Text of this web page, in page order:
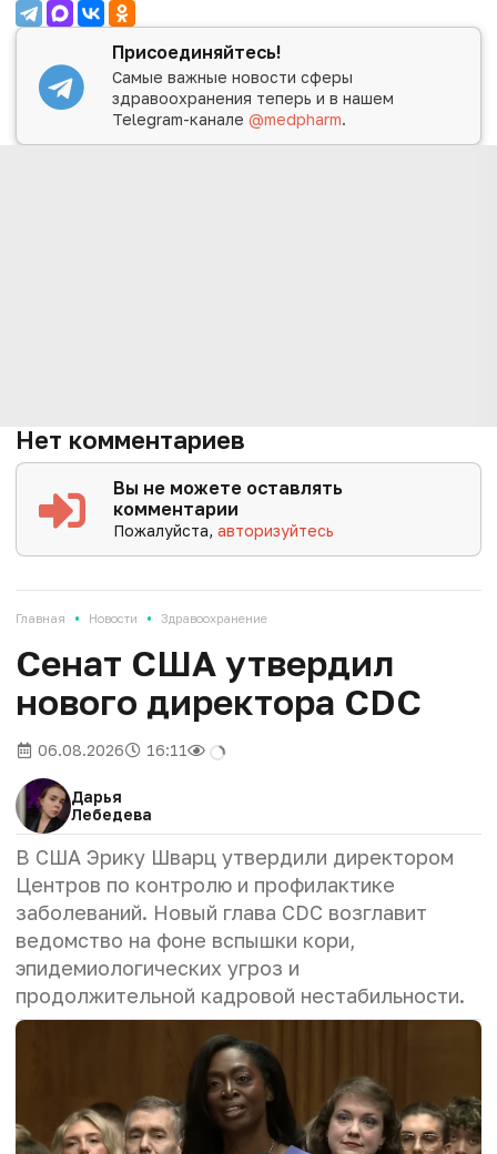
Присоединяйтесь!
Самые важные новости сферы
здравоохранения теперь и в нашем
Telegram-канале@medpharm.
Нет комментариев
Вы не можете оставлять
комментарии
Пожалуйста,авторизуйтесь
Главная • Новости • Здравоохранение
Сенат США утвердил
нового директора CDC
06.08.2026 16:11
Дарья
Лебедева
В США Эрику Шварц утвердили директором
Центров по контролю и профилактике
заболеваний. Новый глава CDC возглавит
ведомство на фоне вспышки кори,
эпидемиологических угроз и
продолжительной кадровой нестабильности.